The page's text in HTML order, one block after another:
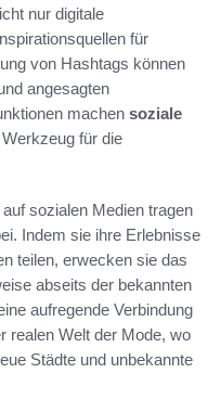
nur digitale
für
von Hashtags können
angesagten
machen soziale
für die
sozialen Medien tragen
Indem sie ihre Erlebnisse
teilen, erwecken sie das
abseits der bekannten
aufregende Verbindung
realen Welt der Mode, wo
Städte und unbekannte